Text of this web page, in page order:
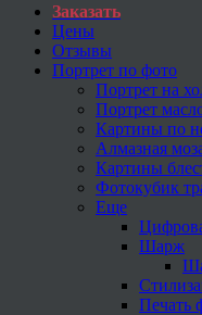
Заказать
Цены
Отзывы
Портрет по фото
Портрет на
Портрет
Картины по
Алмазная
Картины
Фотокубик
Еще
Шарж
Печать